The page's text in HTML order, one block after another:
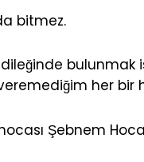
bitmez.
bulunmak
her bir
Şebnem